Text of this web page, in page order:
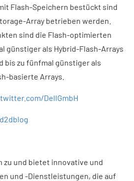
Flash-Speichern bestückt sind
Array betrieben werden.
sind die Flash-optimierten
günstiger als Hybrid-Flash-Arrays
bis zu fünfmal günstiger als
basierte Arrays.
DellGmbH
zu und bietet innovative und
und -Dienst­leistun­gen, die auf